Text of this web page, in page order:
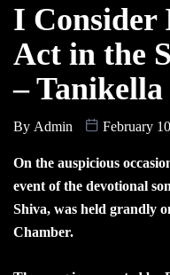
I Consider
Act in the
–
By Admin February
On the auspicious
event of the devotional
Shiva, was held grandly
Chamber.